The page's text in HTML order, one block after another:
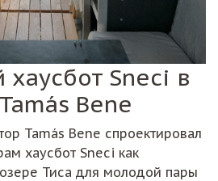
хаусбот Sneci в
Bene
Tamás Bene спроектировал
хаусбот Sneci как
Тиса для молодой пары